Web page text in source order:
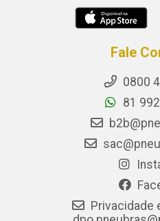
Fale
0800
81
Privacidade